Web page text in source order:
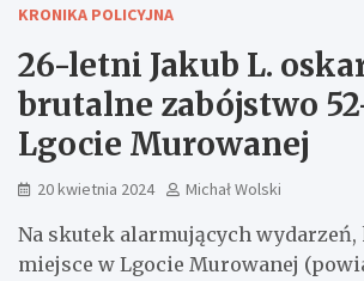
KRONIKA POLICYJNA
26-letni Jakub L.
brutalne zabójstwo
Lgocie Murowanej
20 kwietnia 2024 Michał Wolski
Na skutek alarmujących wydarzeń,
miejsce w Lgocie Murowanej